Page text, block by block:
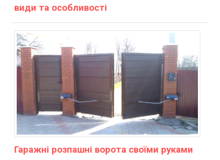
види та особливості
Гаражні розпашні ворота своїми руками